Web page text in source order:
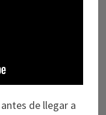
de llegar a